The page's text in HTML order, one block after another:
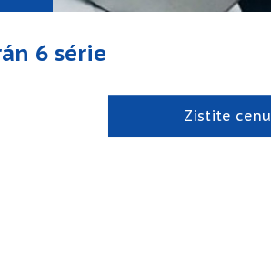
6 série
Zistite cenu